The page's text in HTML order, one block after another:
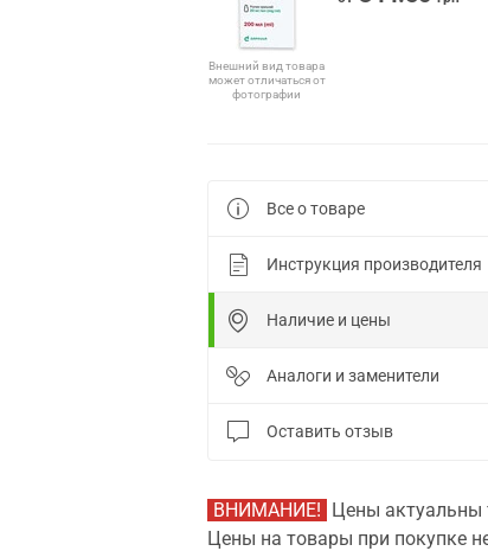
Внешний вид товара
может отличаться от
фотографии
Все о товаре
Инструкция производителя
Наличие и цены
Аналоги и заменители
Оставить отзыв
ВНИМАНИЕ! Цены актуальны
Цены на товары при покупке